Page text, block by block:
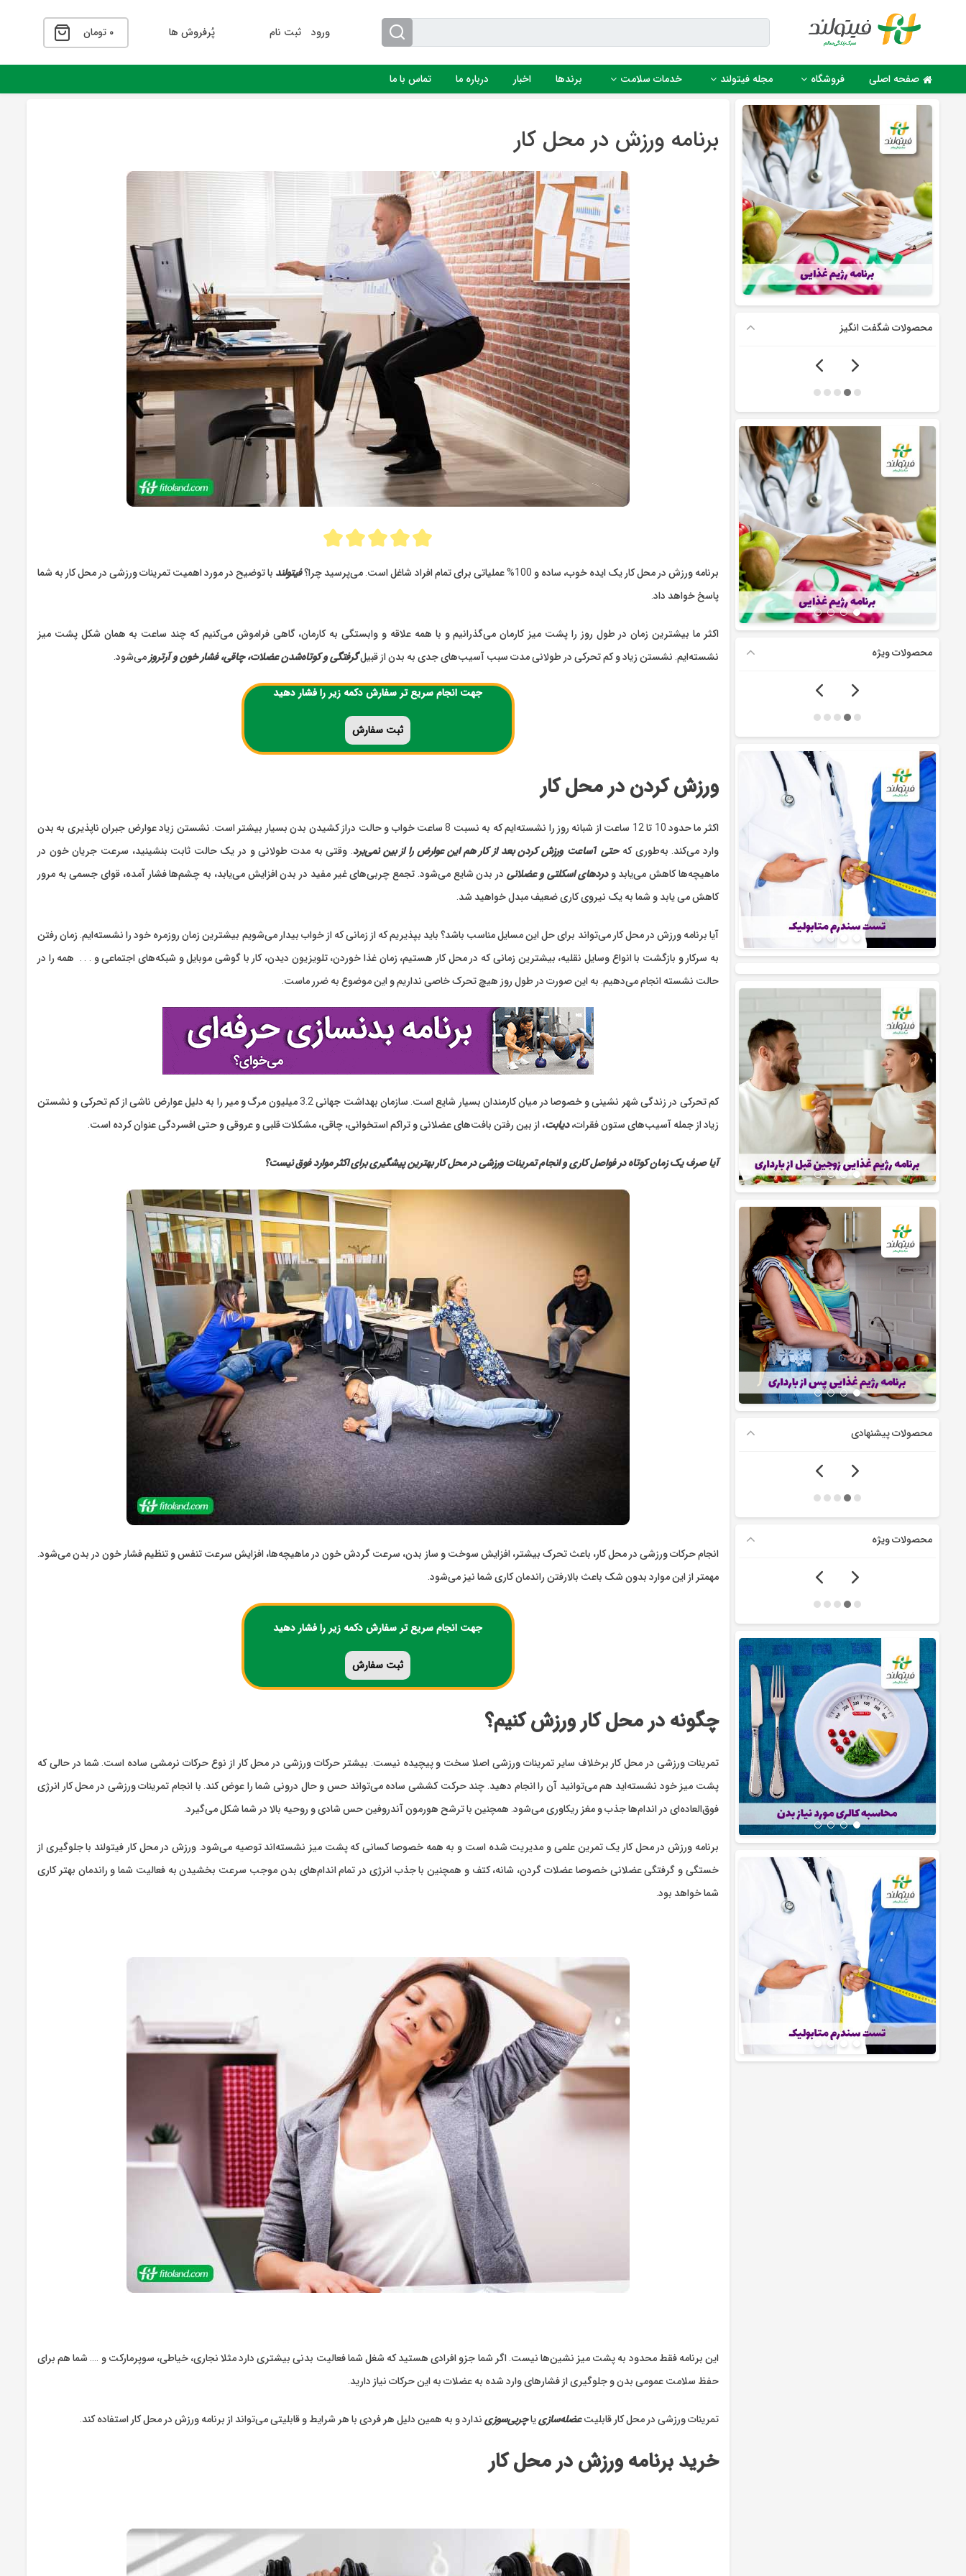
ورود ثبت نام پُرفروش ها ۰ تومان
صفحه اصلی فروشگاه مجله فیتولند خدمات سلامت برندها اخبار درباره ما تماس با ما
برنامه ورزش در محل کار
برنامه ورزش در محل کار یک ایده خوب، ساده و 100% عملیاتی برای تمام افراد شاغل است. می‌پرسید چرا؟ فیتولند با توضیح در مورد اهمیت تمرینات ورزشی در محل کار به شما
پاسخ خواهد داد.
اکثر ما بیشترین زمان در طول روز را پشت میز کارمان می‌گذرانیم و با همه علاقه و وابستگی به کارمان، گاهی فراموش می‌کنیم که چند ساعت به همان شکل پشت میز
نشسته‌ایم. نشستن زیاد و کم تحرکی در طولانی مدت سبب آسیب‌های جدی به بدن از قبیلگرفتگی و کوتاه‌شدن عضلات، چاقی،‌ فشار خون و آرتروز می‌شود.
جهت انجام سریع تر سفارش دکمه زیر را فشار دهید
ثبت سفارش
ورزش کردن در محل کار
اکثر ما حدود 10 تا 12 ساعت از شبانه روز را نشسته‌ایم که به نسبت 8 ساعت خواب و حالت دراز کشیدن بدن بسیار بیشتر است. نشستن زیاد عوارض جبران ناپذیری به بدن
وارد می‌کند. به‌طوری کهحتی 1ساعت ورزش کردن بعد از کار هم این عوارض را از بین نمی‌برد
. وقتی به مدت طولانی و در یک حالت ثابت بنشینید، سرعت جریان خون در
ماهیچه‌ها کاهش می‌یابد ودردهای اسکلتی و عضلانی در بدن شایع می‌شود. تجمع چربی‌های غیر مفید در بدن افزایش می‌یابد، به چشم‌ها فشار آمده، قوای جسمی به مرور
کاهش می‌ یابد و شما به یک نیروی کاری ضعیف مبدل خواهید شد.
آیا برنامه ورزش در محل کار می‌تواند برای حل این مسایل مناسب باشد؟‌ باید بپذیریم که از زمانی که از خواب بیدار می‌شویم بیشترین زمان روزمره خود را نشسته‌ایم. زمان رفتن
به سرکار و بازگشت با انواع وسایل نقلیه، بیشترین زمانی که در محل کار هستیم، زمان غذا خوردن، تلویزیون دیدن، کار با گوشی موبایل و شبکه‌های اجتماعی و . . . همه را در
حالت نشسته انجام می‌دهیم. به این صورت در طول روز هیچ تحرک خاصی نداریم و این موضوع به ضرر ماست.
کم تحرکی در زندگی شهر نشینی و خصوصا در میان کارمندان بسیار شایع است. سازمان بهداشت جهانی 3.2 میلیون مرگ و میر را به دلیل عوارض ناشی از کم تحرکی و نشستن
زیاد از جمله آسیب‌های ستون فقرات،دیابت، از بین رفتن بافت‌های عضلانی و تراکم استخوانی، چاقی، مشکلات قلبی و عروقی و حتی افسردگی‌ عنوان کرده است.
آیا صرف یک زمان کوتاه در فواصل کاری و انجام تمرینات ورزشی در محل کار بهترین پیشگیری برای اکثر موارد فوق نیست؟
انجام حرکات ورزشی در محل کار، باعث تحرک بیشتر، افزایش سوخت و ساز بدن، سرعت گردش خون در ماهیچه‌ها، افزایش سرعت تنفس و تنظیم فشار خون در بدن می‌شود.
مهمتر از این موارد بدون شک باعث بالارفتن راندمان کاری شما نیز می‌شود.
جهت انجام سریع تر سفارش دکمه زیر را فشار دهید
ثبت سفارش
چگونه در محل کار ورزش کنیم؟
تمرینات ورزشی در محل کار برخلاف سایر تمرینات ورزشی اصلا سخت و پیچیده نیست. بیشتر حرکات ورزشی در محل کار از نوع حرکات نرمشی ساده است. شما در حالی که
پشت میز خود نشسته‌اید هم می‌توانید آن را انجام دهید. چند حرکت کششی ساده می‌تواند حس و حال درونی شما را عوض کند. با انجام تمرینات ورزشی در محل کار انرژی
فوق‌العاده‌ای در اندام‌ها جذب و مغز ریکاوری می‌شود. همچنین با ترشح هورمون آندروفین حس شادی و روحیه بالا در شما شکل می‌گیرد.
برنامه ورزش در محل کار یک تمرین علمی و مدیریت شده است و به همه خصوصا کسانی که پشت میز نشسته‌اند توصیه می‌شود. ورزش در محل کار فیتولند با جلوگیری از
خستگی و گرفتگی عضلانی خصوصا عضلات گردن، شانه، کتف و همچنین با جذب انرژی در تمام اندام‌های بدن موجب سرعت بخشیدن به فعالیت شما و راندمان بهتر کاری
شما خواهد بود.
این برنامه فقط محدود به پشت میز نشین‌ها نیست. اگر شما جزو افرادی هستید که شغل شما فعالیت بدنی بیشتری دارد مثلا نجاری، خیاطی، سوپرمارکت و …. شما هم برای
حفظ سلامت عمومی بدن و جلوگیری از فشارهای وارد شده به عضلات به این حرکات نیاز دارید.
تمرینات ورزشی در محل کار قابلیتعضله‌سازییاچربی‌سوزی ندارد و به همین دلیل هر فردی با هر شرایط و قابلیتی می‌تواند از برنامه ورزش در محل کار استفاده کند.
خرید برنامه ورزش در محل کار
محصولات شگفت انگیز
محصولات ویژه
محصولات پیشنهادی
محصولات ویژه